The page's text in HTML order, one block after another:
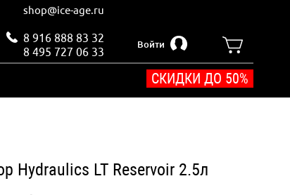
shop@ice-age.ru
8 916 888 83 32
8 495 727 06 33
Войти
СКИДКИ ДО 50%
Hydraulics LT Reservoir 2.5л